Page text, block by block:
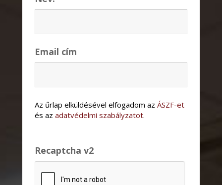
Email cím
Az űrlap elküldésével elfogadom az ÁSZF-et
és az adatvédelmi szabályzatot.
Recaptcha v2